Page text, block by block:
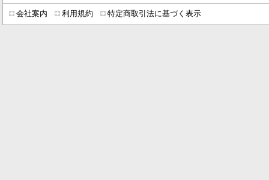
会社案内 利用規約 特定商取引法に基づく表示